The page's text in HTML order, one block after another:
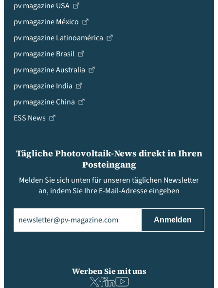
pv magazine USA
pv magazine México
pv magazine Latinoamérica
pv magazine Brasil
pv magazine Australia
pv magazine India
pv magazine China
ESS News
Tägliche Photovoltaik-News direkt in Ihren
Posteingang
Melden Sie sich unten für unseren täglichen Newsletter
an, indem Sie Ihre E-Mail-Adresse eingeben
Werben Sie mit uns